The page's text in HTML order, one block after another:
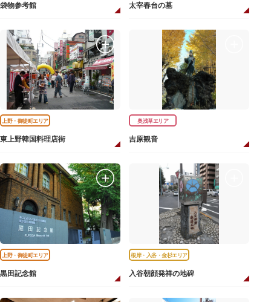
袋物参考館 太宰春台の墓
上野・御徒町エリア
東上野韓国料理店街
奥浅草エリア
吉原観音
上野・御徒町エリア
黒田記念館
根岸・入谷・金杉エリア
入谷朝顔発祥の地碑